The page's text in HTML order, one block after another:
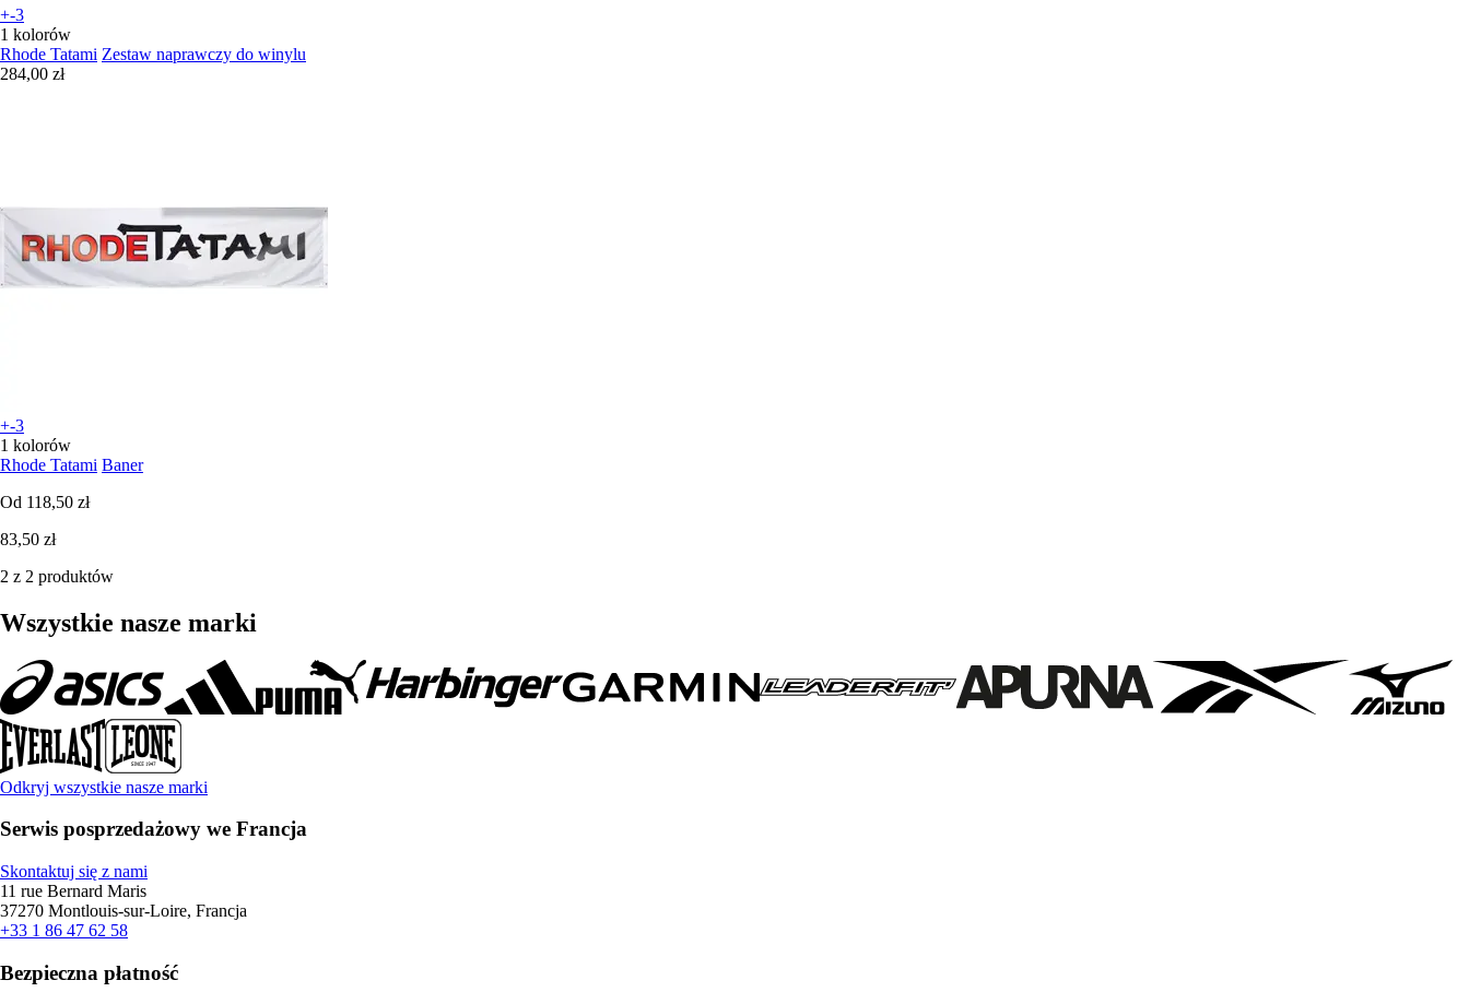
+-3
1 kolorów
Rhode Tatami Zestaw naprawczy do winylu
284,00 zł
+-3
1 kolorów
Rhode Tatami Baner
Od 118,50 zł
83,50 zł
2 z 2 produktów
Wszystkie nasze marki
Odkryj wszystkie nasze marki
Serwis posprzedażowy we Francja
Skontaktuj się z nami
11 rue Bernard Maris
37270 Montlouis-sur-Loire, Francja
+33 1 86 47 62 58
Bezpieczna płatność